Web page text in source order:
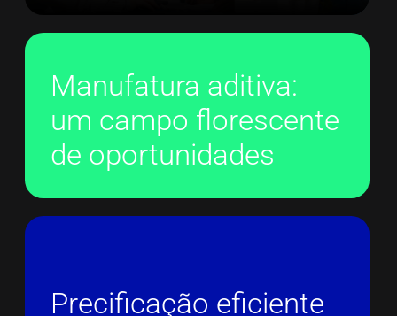
Manufatura aditiva:
um campo florescente
de oportunidades
Precificação eficiente